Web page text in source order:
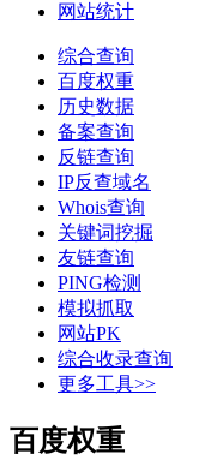
网站统计
综合查询
百度权重
历史数据
备案查询
反链查询
IP反查域名
Whois查询
关键词挖掘
友链查询
PING检测
模拟抓取
网站PK
综合收录查询
更多工具>>
百度权重